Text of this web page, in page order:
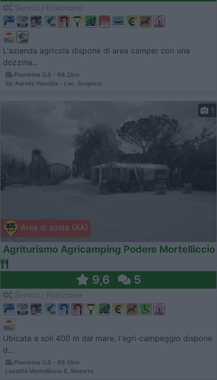
L'azienda agricola dispone di area camper con una
dozzina...
Piombino (LI) - 68.2km
Sp Aurelia Vecchia - Loc. Scopicci
Area di sosta (AA)
1
Agriturismo Agricamping Podere Mortelliccio
9,6 5
Ubicata a soli 400 m dal mare, l'agri-campeggio dispone
d...
Piombino (LI) - 69.5km
Località Mortelliccio 8, Riotorto